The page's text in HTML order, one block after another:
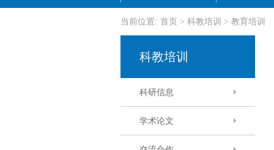
当前位置: 首页 > 科教培训 > 教育培训
科教培训
科研信息
学术论文